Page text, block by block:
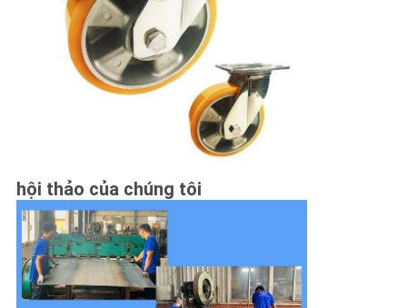
hội thảo của chúng tôi